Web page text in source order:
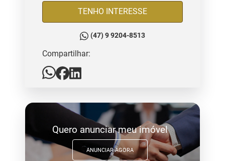
TENHO INTERESSE
(47) 9 9204-8513
Compartilhar:
Quero anunciar meu imóvel
ANUNCIAR AGORA